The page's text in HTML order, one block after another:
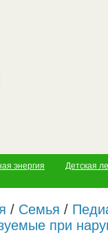
энергия Детская
/ Семья /
при